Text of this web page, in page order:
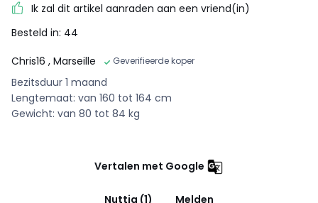
Ik zal dit artikel aanraden aan een vriend(in)
Besteld in: 44
Chris16 , Marseille Geverifieerde koper
Bezitsduur 1 maand
Lengtemaat: van 160 tot 164 cm
Gewicht: van 80 tot 84 kg
Vertalen met Google
Nuttig (1)
Melden